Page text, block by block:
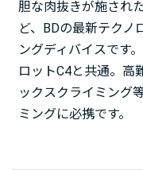
胆な肉抜きが施され
ど、BDの最新テクノ
ングディバイスです
ロットC4と共通。高
ックスクライミング
ミングに必携です。